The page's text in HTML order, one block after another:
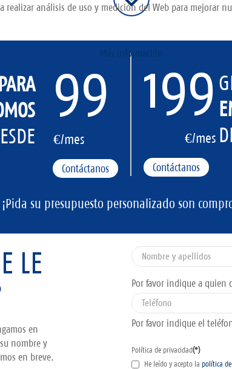
99
€/mes
Contáctanos
199
€/mes
Contáctanos
¡Pida su presupuesto personalizado son
LE
en
nombre y
en breve.
Por favor indique a quien
Por favor indique el
Política de privacidad(*)
He leído y acepto la política
análisis de uso y medición del Web para mejorar
Más información